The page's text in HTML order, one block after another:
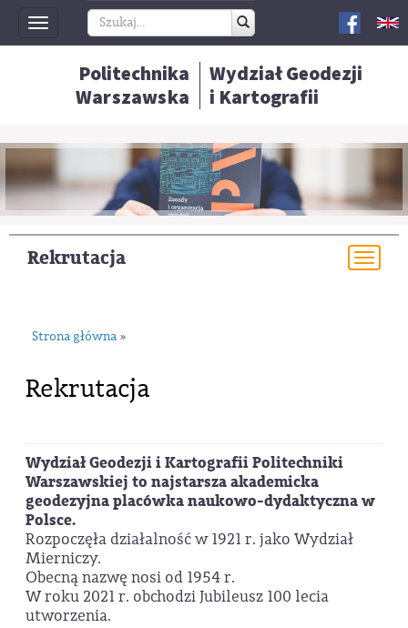
Toggle
navigation
Politechnika
Warszawska
Wydział Geodezji
i Kartografii
Rekrutacja
Strona główna »
Rekrutacja
Wydział Geodezji i Kartografii Politechniki
Warszawskiej to najstarsza akademicka
geodezyjna placówka naukowo-dydaktyczna w
Polsce.
Rozpoczęła działalność w 1921 r. jako Wydział
Mierniczy.
Obecną nazwę nosi od 1954 r.
W roku 2021 r. obchodzi Jubileusz 100 lecia
utworzenia.